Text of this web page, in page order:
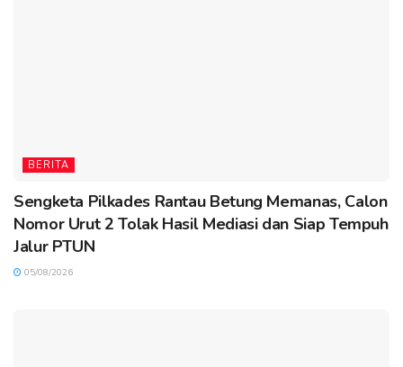
BERITA
Sengketa Pilkades Rantau Betung Memanas, Calon
Nomor Urut 2 Tolak Hasil Mediasi dan Siap Tempuh
Jalur PTUN
05/08/2026